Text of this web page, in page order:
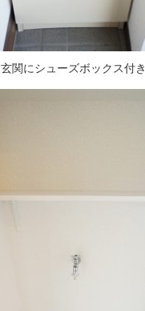
玄関にシューズボックス付き